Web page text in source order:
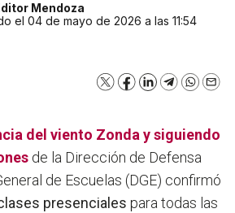
Mendoza
el 04 de mayo de 2026 a las 11:54
X Facebook
LinkedInTelegram
del viento Zonda y siguiendo
de la Dirección de Defensa
de Escuelas (DGE) confirmó
presenciales para todas las